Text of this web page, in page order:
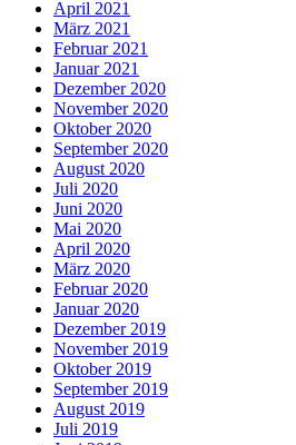
April 2021
März 2021
Februar 2021
Januar 2021
Dezember 2020
November 2020
Oktober 2020
September 2020
August 2020
Juli 2020
Juni 2020
Mai 2020
April 2020
März 2020
Februar 2020
Januar 2020
Dezember 2019
November 2019
Oktober 2019
September 2019
August 2019
Juli 2019